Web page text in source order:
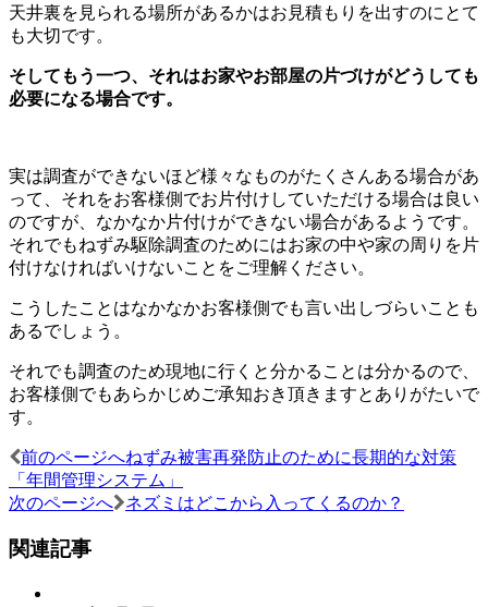
天井裏を見られる場所があるかはお見積もりを出すのにとて
も大切です。
そしてもう一つ、それはお家やお部屋の片づけがどうしても
必要になる場合です。
実は調査ができないほど様々なものがたくさんある場合があ
って、それをお客様側でお片付けしていただける場合は良い
のですが、なかなか片付けができない場合があるようです。
それでもねずみ駆除調査のためにはお家の中や家の周りを片
付けなければいけないことをご理解ください。
こうしたことはなかなかお客様側でも言い出しづらいことも
あるでしょう。
それでも調査のため現地に行くと分かることは分かるので、
お客様側でもあらかじめご承知おき頂きますとありがたいで
す。
投
稿
ナ
ビ
前のページへねずみ被害再発防止のために長期的な対策
「年間管理システム」
次のページへ
ネズミはどこから入ってくるのか？
関連記事